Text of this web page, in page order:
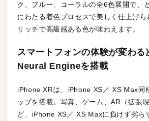
ク、ブルー、コーラルの全6色展開で、
にわたる着色プロセスで美しく仕上げら
リッチで高級感ある色が味わえます。
スマートフォンの体験が変わる
Neural Engineを搭載
iPhone XRは、iPhone XS／ XS Max同
ップを搭載。写真、ゲーム、AR（拡張
ど、iPhone XS／ XS Maxに負けず劣ら